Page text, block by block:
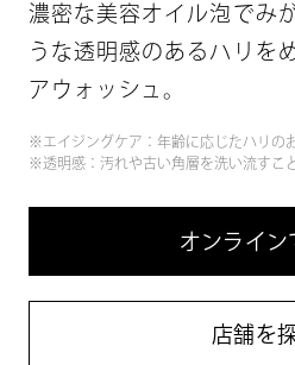
濃密な美容オイル泡でみ
うな透明感のあるハリを
アウォッシュ。
※エイジングケア：年齢に応じたハリの
※透明感：汚れや古い角層を洗い流すこ
オンラ イ ン
店舗を